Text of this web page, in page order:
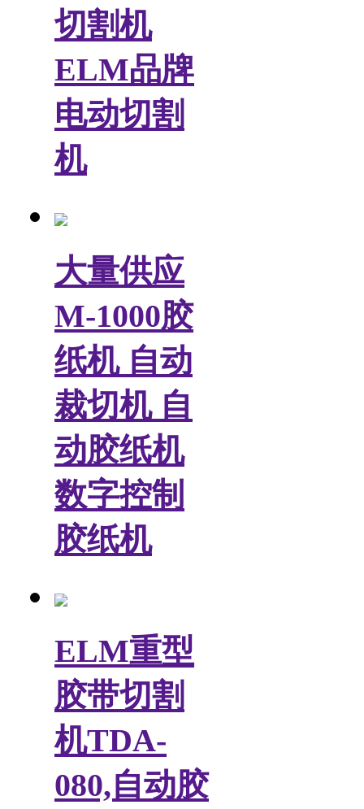
切割机
ELM品牌
电动切割
机
大量供应
M-1000胶
纸机 自动
裁切机 自
动胶纸机
数字控制
胶纸机
ELM重型
胶带切割
机TDA-
080,自动胶